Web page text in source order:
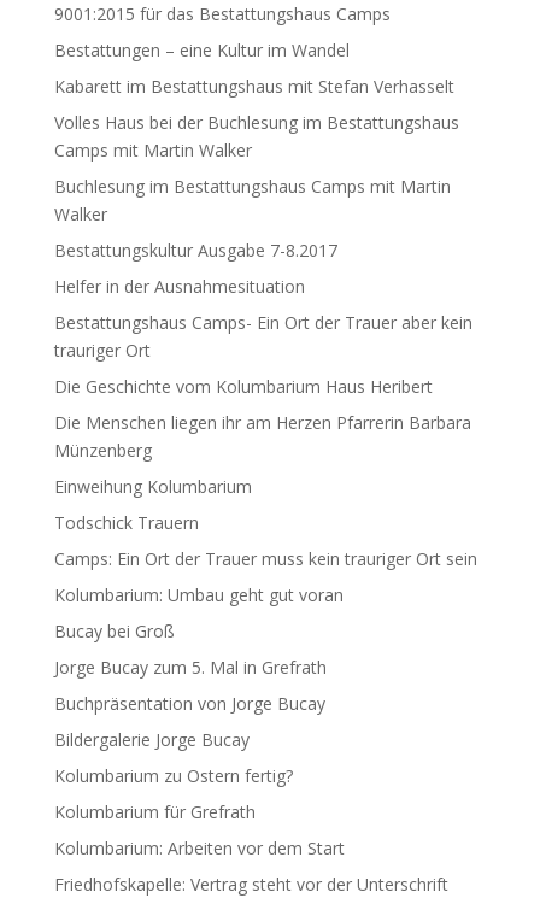
9001:2015 für das Bestattungshaus Camps
Bestattungen – eine Kultur im Wandel
Kabarett im Bestattungshaus mit Stefan Verhasselt
Volles Haus bei der Buchlesung im Bestattungshaus
Camps mit Martin Walker
Buchlesung im Bestattungshaus Camps mit Martin
Walker
Bestattungskultur Ausgabe 7-8.2017
Helfer in der Ausnahmesituation
Bestattungshaus Camps- Ein Ort der Trauer aber kein
trauriger Ort
Die Geschichte vom Kolumbarium Haus Heribert
Die Menschen liegen ihr am Herzen Pfarrerin Barbara
Münzenberg
Einweihung Kolumbarium
Todschick Trauern
Camps: Ein Ort der Trauer muss kein trauriger Ort sein
Kolumbarium: Umbau geht gut voran
Bucay bei Groß
Jorge Bucay zum 5. Mal in Grefrath
Buchpräsentation von Jorge Bucay
Bildergalerie Jorge Bucay
Kolumbarium zu Ostern fertig?
Kolumbarium für Grefrath
Kolumbarium: Arbeiten vor dem Start
Friedhofskapelle: Vertrag steht vor der Unterschrift